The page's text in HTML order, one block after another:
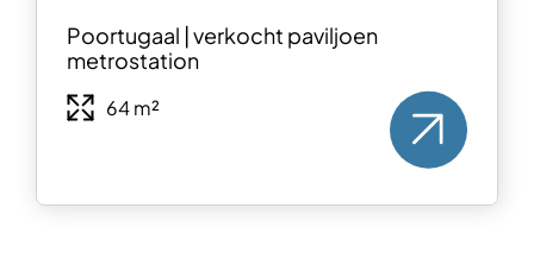
Poortugaal | verkocht paviljoen
metrostation
64 m²